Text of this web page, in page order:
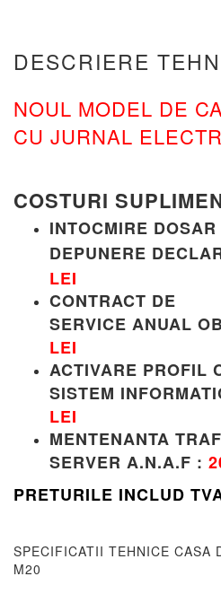
DESCRIERE
NOUL MODEL DE
CU JURNAL
COSTURI
INTOCMIRE
DEPUNERE
LEI
CONTRACT DE
SERVICE ANUAL
LEI
ACTIVARE PROFIL
SISTEM
LEI
MENTENANTA
SERVER A.N.A.F :
PRETURILE INCLUD
SPECIFICATII TEHNICE CASA
M20